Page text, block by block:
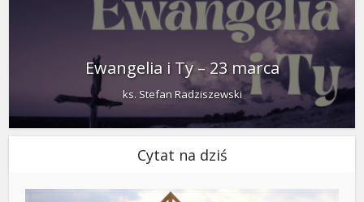
Ewangelia i Ty – 23 marca
ks. Stefan Radziszewski
Cytat na dziś